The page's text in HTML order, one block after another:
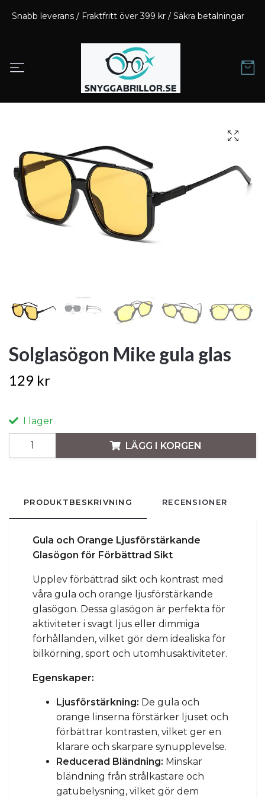
Snabb leverans / Fraktfritt över 399 kr / Säkra betalningar
Solglasögon Mike gula glas
129 kr
I lager
LÄGG I KORGEN
PRODUKTBESKRIVNING RECENSIONER
Gula och Orange Ljusförstärkande
Glasögon för Förbättrad Sikt
Upplev förbättrad sikt och kontrast med
våra gula och orange ljusförstärkande
glasögon. Dessa glasögon är perfekta för
aktiviteter i svagt ljus eller dimmiga
förhållanden, vilket gör dem idealiska för
bilkörning, sport och utomhusaktiviteter.
Egenskaper:
Ljusförstärkning: De gula och
orange linserna förstärker ljuset och
förbättrar kontrasten, vilket ger en
klarare och skarpare synupplevelse.
Reducerad Bländning: Minskar
bländning från strålkastare och
gatubelysning, vilket gör dem